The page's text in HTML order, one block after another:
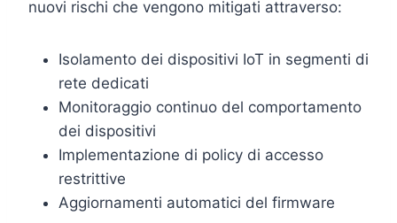
nuovi rischi che vengono mitigati attraverso:
Isolamento dei dispositivi IoT in segmenti di
rete dedicati
Monitoraggio continuo del comportamento
dei dispositivi
Implementazione di policy di accesso
restrittive
Aggiornamenti automatici del firmware